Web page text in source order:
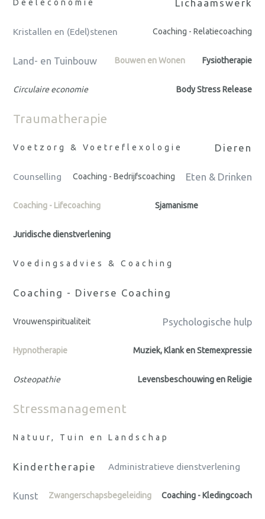
Deeleconomie Lichaamswerk
Kristallen en (Edel)stenen Coaching - Relatiecoaching
Land- en Tuinbouw Bouwen en Wonen Fysiotherapie
Circulaire economie Body Stress Release
Traumatherapie
Voetzorg & Voetreflexologie Dieren
Counselling Coaching - Bedrijfscoaching Eten & Drinken
Coaching - Lifecoaching Sjamanisme
Juridische dienstverlening
Voedingsadvies & Coaching
Coaching - Diverse Coaching
Vrouwenspiritualiteit Psychologische hulp
Hypnotherapie Muziek, Klank en Stemexpressie
Osteopathie Levensbeschouwing en Religie
Stressmanagement
Natuur, Tuin en Landschap
Kindertherapie Administratieve dienstverlening
Kunst Zwangerschapsbegeleiding Coaching - Kledingcoach